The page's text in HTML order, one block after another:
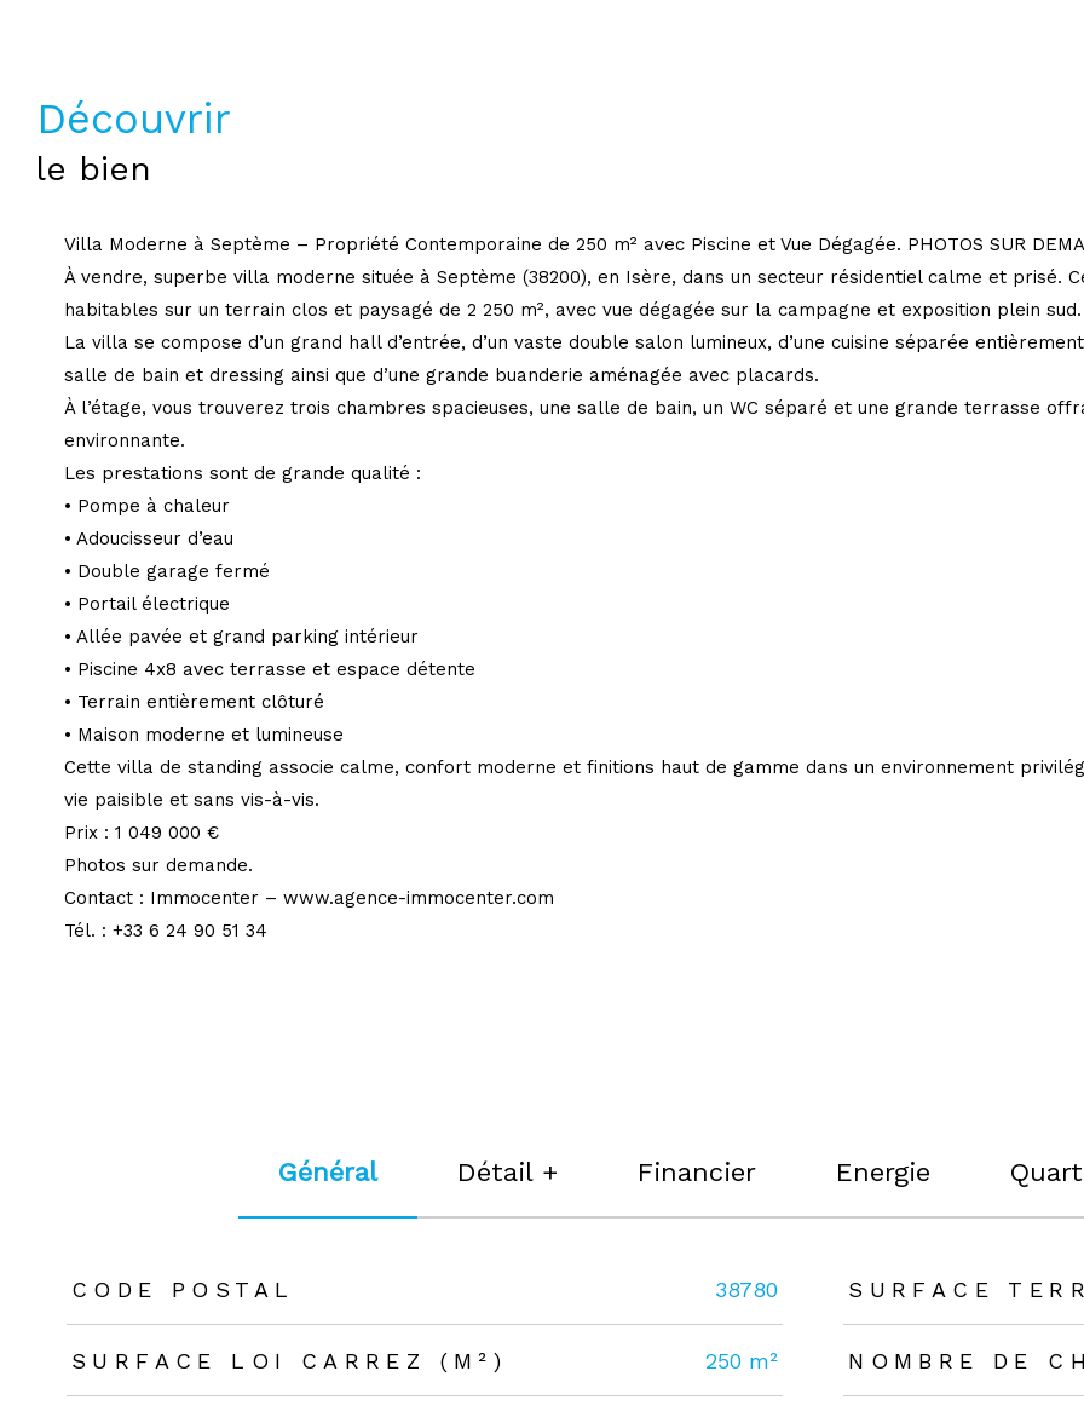
découvrir
le bien
Villa Moderne à Septème – Propriété Contemporaine de 250 m² avec Piscine et Vue Dégagée. PHOTOS SUR
À vendre, superbe villa moderne située à Septème (38200), en Isère, dans un secteur résidentiel calme et prisé.
habitables sur un terrain clos et paysagé de 2 250 m², avec vue dégagée sur la campagne et exposition plein sud.
La villa se compose d’un grand hall d’entrée, d’un vaste double salon lumineux, d’une cuisine séparée
salle de bain et dressing ainsi que d’une grande buanderie aménagée avec placards.
À l’étage, vous trouverez trois chambres spacieuses, une salle de bain, un WC séparé et une grande terrasse
environnante.
Les prestations sont de grande qualité :
• Pompe à chaleur
• Adoucisseur d’eau
• Double garage fermé
• Portail électrique
• Allée pavée et grand parking intérieur
• Piscine 4x8 avec terrasse et espace détente
• Terrain entièrement clôturé
• Maison moderne et lumineuse
Cette villa de standing associe calme, confort moderne et finitions haut de gamme dans un environnement
vie paisible et sans vis-à-vis.
Prix : 1 049 000 €
Photos sur demande.
Contact : Immocenter – www.agence-immocenter.com
Tél. : +33 6 24 90 51 34
Général Détail + Financier Energie
TRAD_ZEPHYR_Caracteristique
CODE POSTAL 38780 SURFACE
SURFACE LOI CARREZ (M²) 250 m² NOMBRE DE